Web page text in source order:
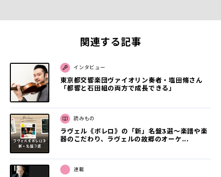
関連する記事
インタビュー
東京都交響楽団ヴァイオリン奏者・塩田脩さん
「都響と石田組の両方で成長できる」
読みもの
ラヴェル《ボレロ》の「新」名盤3選〜楽譜や楽
器のこだわり、ラヴェルの故郷のオーケ...
連載